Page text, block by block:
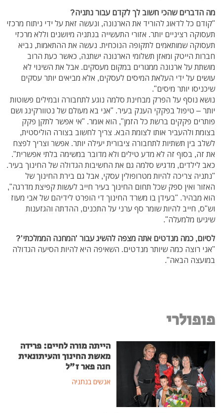
מה הדברים שהכי חשוב לך לקדם עבור נתניה?
"קודם כל לדאוג להוריד את הארנונה, ונעשה זאת על ידי ניתוח מרכזי
תעסוקה רציניים יותר. אזורי התעשייה בנתניה מיושנים וללא מרכזי
תעסוקה שמותאמים לתקופה הנוכחית. נעשה את ההתאמות, נביא
חברות הייטק ומאזן תשלומי הארנונה ישתנה, כאשר כעת הרוב
מושתת על ארנונה ממגורים במקום מעסקים. אבל את השינוי לא
עושים על ידי העלאת המיסים לעסקים, אלא מביאים יותר עסקים
שיכניסו יותר מיסים".
נושא נוסף על הפרק מבחינת סלמה נוגע לתחבורה ובמילים פשוטות
יותר – טיפול בפקקי הענק בעיר. "אני בא מעולם של נטוורקינג ושם
פותרים פקקים ברשת כל הזמן", הוא אומר. "אי אפשר לתקן פקק
בצומת ולהעביר אותו לצומת הבא. צריך לחשוב בצורה הוליסטית,
לשלב בין תשתיות לתחבורה ציבורית יעילה יותר. אפשר וצריך לפצח
את זה, בסוף זה לא מדע טילים ולא מדובר במשימה בלתי אפשרית".
כאב לילדים, מדגיש סלמה גם את החשיבות הגדולה של החינוך בעיר.
"נתניה צריכה להיות מטרופולין עסקי, אבל גם בירת החינוך של
האזור ואין ספק שכל תחום החינוך בעיר חייב לעשות קפיצת מדרגה",
הוא מבהיר. "בעידן בו משרד החינוך די הופרט לידיהם של אבי מעוז
וש"ס, חייב להיות שומר סף ערני על התכנים, ההדתה והגזענות
שיגיעו מלמעלה".
לסיום, כמה מנדטים אתה מצפה להשיג עבור 'המחנה הממלכתי'?
"אני רוצה כמה שיותר מנדטים. השאיפה היא להיות הסיעה הגדולה
במועצה הבאה".
פופולרי
הייתה מורה לחיים: פרידה
מאשת החינוך והעיתונאית
חנה פאר ז"ל
אנשים בנתניה